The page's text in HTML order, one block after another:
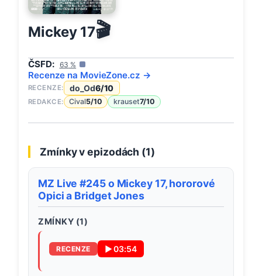
Mickey 17🎬
ČSFD: 63 %
Recenze na MovieZone.cz →
RECENZE: do_Od6/10
REDAKCE: Cival5/10 krauset7/10
Zmínky v epizodách (1)
MZ Live #245 o Mickey 17, hororové
Opici a Bridget Jones
ZMÍNKY (1)
RECENZE ▶03:54